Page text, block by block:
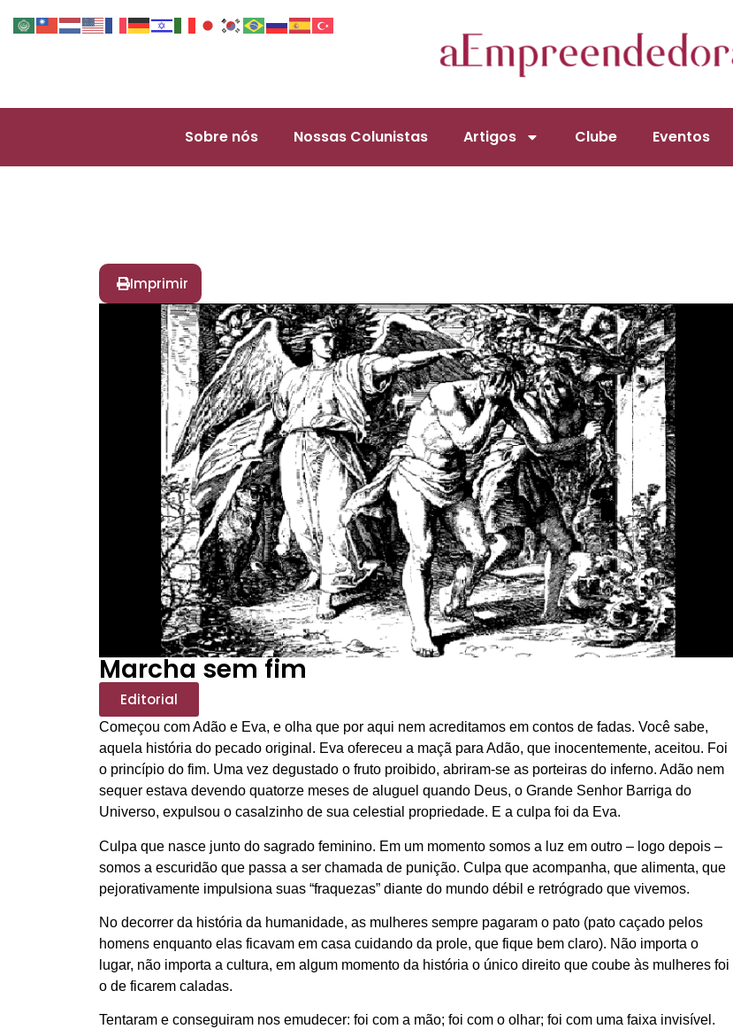
Sobre nós Nossas Colunistas Artigos Clube Eventos
Imprimir
Marcha sem fim
Editorial
Começou com Adão e Eva, e olha que por aqui nem acreditamos em contos de fadas. Você sabe,
aquela história do pecado original. Eva ofereceu a maçã para Adão, que inocentemente, aceitou. Foi
o princípio do fim. Uma vez degustado o fruto proibido, abriram-se as porteiras do inferno. Adão nem
sequer estava devendo quatorze meses de aluguel quando Deus, o Grande Senhor Barriga do
Universo, expulsou o casalzinho de sua celestial propriedade. E a culpa foi da Eva.
Culpa que nasce junto do sagrado feminino. Em um momento somos a luz em outro – logo depois –
somos a escuridão que passa a ser chamada de punição. Culpa que acompanha, que alimenta, que
pejorativamente impulsiona suas “fraquezas” diante do mundo débil e retrógrado que vivemos.
No decorrer da história da humanidade, as mulheres sempre pagaram o pato (pato caçado pelos
homens enquanto elas ficavam em casa cuidando da prole, que fique bem claro). Não importa o
lugar, não importa a cultura, em algum momento da história o único direito que coube às mulheres foi
o de ficarem caladas.
Tentaram e conseguiram nos emudecer: foi com a mão; foi com o olhar; foi com uma faixa invisível.